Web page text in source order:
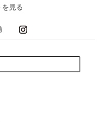
を見る